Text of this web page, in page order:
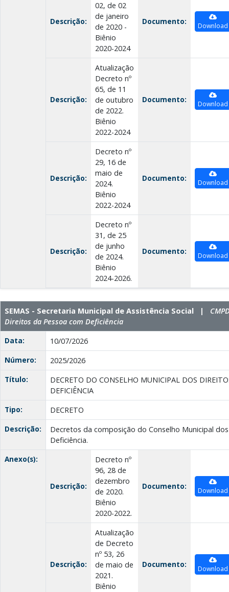
Descrição:
02, de 02
de janeiro
de 2020 -
Biênio
2020-2024
Documento: Download
Descrição:
Atualização
Decreto nº
65, de 11
de outubro
de 2022.
Biênio
2022-2024
Documento: Download
Descrição:
Decreto nº
29, 16 de
maio de
2024.
Biênio
2022-2024
Documento: Download
Descrição:
Decreto nº
31, de 25
de junho
de 2024.
Biênio
2024-2026.
Documento: Download
SEMAS - Secretaria Municipal de Assistência Social |
Direitos da Pessoa com Deficiência
Data:
10/07/2026
Número:
2025/2026
Título:
DECRETO DO CONSELHO MUNICIPAL DOS
DEFICIÊNCIA
Tipo:
DECRETO
Descrição:
Decretos da composição do Conselho Municipal
Deficiência.
Anexo(s):
Descrição:
Decreto nº
96, 28 de
dezembro
de 2020.
Biênio
2020-2022.
Documento: Download
Descrição:
Atualização
de Decreto
nº 53, 26
de maio de
2021.
Biênio
Documento: Download